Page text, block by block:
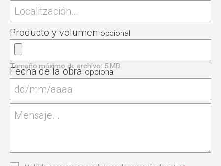
Producto y volumen
Tamaño máximo de archivo: 5 MB.
Fecha de la obra
Mensaje